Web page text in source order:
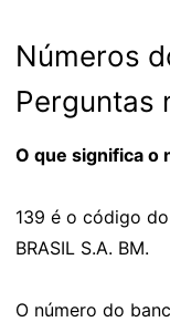
Números
Perguntas
O que significa o
139 é o código do
BRASIL S.A. BM.
O número do